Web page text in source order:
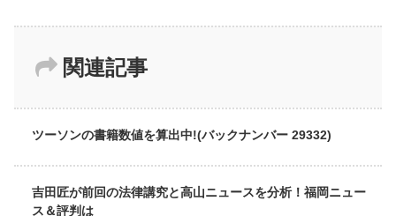
関連記事
ツーソンの書籍数値を算出中!(バックナンバー 29332)
吉田匠が前回の法律講究と高山ニュースを分析！福岡ニュー
ス＆評判は